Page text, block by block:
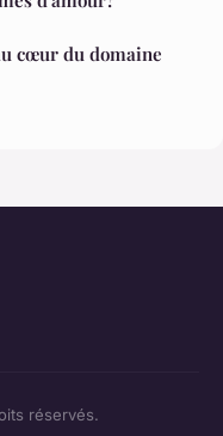
cœur du domaine
réservés.